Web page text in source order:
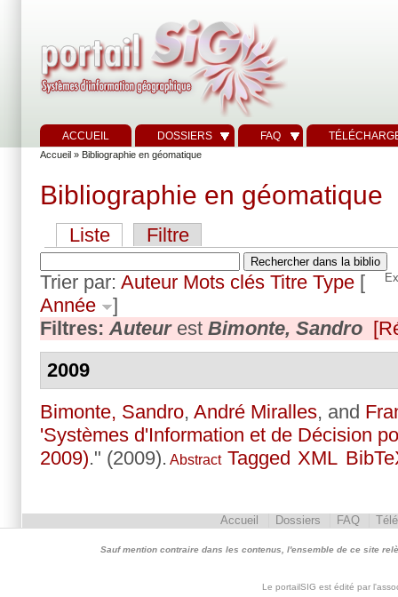
ACCUEIL DOSSIERS FAQ
Accueil » Bibliographie en géomatique
Bibliographie en géomatique
Liste Filtre
Trier par: Auteur Mots clés Titre Type [
Année
]
Filtres:Auteurest Bimonte, Sandro
2009
Bimonte, Sandro, André Miralles, and
'Systèmes d'Information et de Décision
2009)." (2009). Abstract Tagged XML
Accueil Dossiers FAQ
Sauf mention contraire dans les contenus, l'ensemble de ce site
Le portailSIG est édité par